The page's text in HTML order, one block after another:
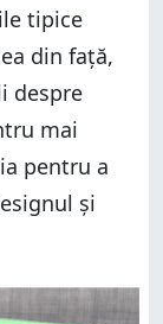
tipice
din față,
despre
mai
pentru a
și